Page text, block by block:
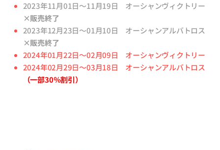
2023年11月01日～11月19日 オーシャンヴィクトリー
×販売終了
2023年12月23日～01月10日 オーシャンアルバトロス
×販売終了
2024年01月22日～02月09日 オーシャンヴィクトリー
2024年02月29日～03月18日 オーシャンアルバトロス
（一部30％割引）